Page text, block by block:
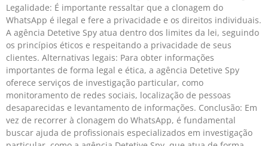
Legalidade: É importante ressaltar que a clonagem do
WhatsApp é ilegal e fere a privacidade e os direitos individuais.
A agência Detetive Spy atua dentro dos limites da lei, seguindo
os princípios éticos e respeitando a privacidade de seus
clientes. Alternativas legais: Para obter informações
importantes de forma legal e ética, a agência Detetive Spy
oferece serviços de investigação particular, como
monitoramento de redes sociais, localização de pessoas
desaparecidas e levantamento de informações. Conclusão: Em
vez de recorrer à clonagem do WhatsApp, é fundamental
buscar ajuda de profissionais especializados em investigação